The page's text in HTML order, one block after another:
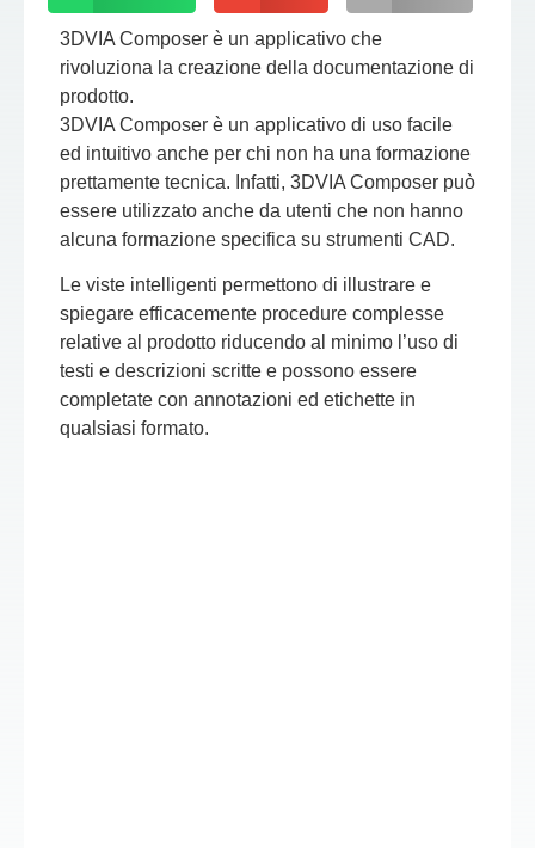
3DVIA Composer è un applicativo che
rivoluziona la creazione della documentazione di
prodotto.
3DVIA Composer è un applicativo di uso facile
ed intuitivo anche per chi non ha una formazione
prettamente tecnica. Infatti, 3DVIA Composer può
essere utilizzato anche da utenti che non hanno
alcuna formazione specifica su strumenti CAD.
Le viste intelligenti permettono di illustrare e
spiegare efficacemente procedure complesse
relative al prodotto riducendo al minimo l’uso di
testi e descrizioni scritte e possono essere
completate con annotazioni ed etichette in
qualsiasi formato.